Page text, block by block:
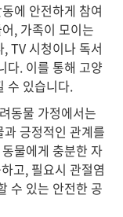
에 안전하게 참여
, 가족이 모이는
TV 시청이나 독서
다. 이를 통해 고양
수 있습니다.
동물 가정에서는
긍정적인 관계를
물에게 충분한 자
고, 필요시 관절염
수 있는 안전한 공